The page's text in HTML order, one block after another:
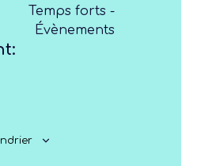
Temps forts -
Évènements